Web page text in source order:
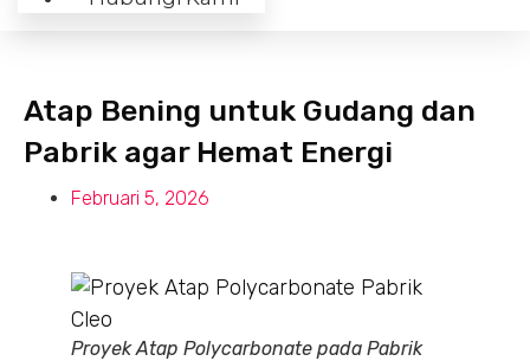
Atap Bening untuk Gudang dan
Pabrik agar Hemat Energi
Februari 5, 2026
Proyek Atap Polycarbonate pada Pabrik